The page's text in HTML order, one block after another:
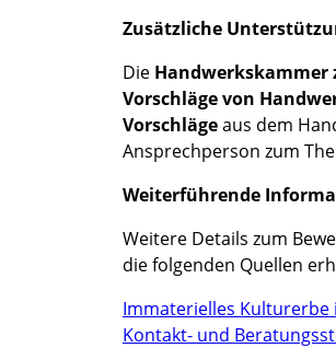
Zusätzliche
Die Handwerkskammer
Vorschläge von
Vorschlägeaus dem
Ansprechperson zum
Weiterführende
Weitere Details zum
die folgenden Quellen
Immaterielles Kulturerbe
Kontakt- und